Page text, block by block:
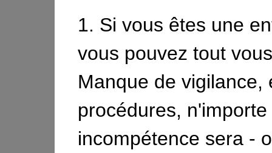
1. Si vous êtes une
vous pouvez tout
Manque de vigilance,
procédures,
incompétence sera -